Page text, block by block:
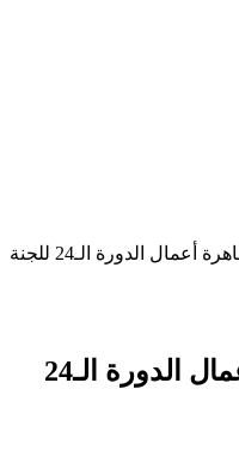
الإسكوا تحتتم بالقاهرة أعمال الدورة الـ24 للجنة
الإسكوا تحتتم بالقاهرة أعمال الدورة الـ24